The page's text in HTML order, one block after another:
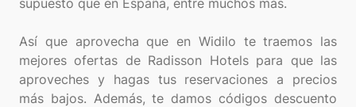
supuesto que en España, entre muchos más.
Así que aprovecha que en Widilo te traemos las
mejores ofertas de Radisson Hotels para que las
aproveches y hagas tus reservaciones a precios
más bajos. Además, te damos códigos descuento